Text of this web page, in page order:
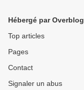
Hébergé par Overblog
Top articles
Pages
Contact
Signaler un abus